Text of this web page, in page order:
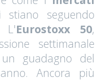
stiano seguendo
L'Eurostoxx 50,
settimanale
guadagno del
Ancora più